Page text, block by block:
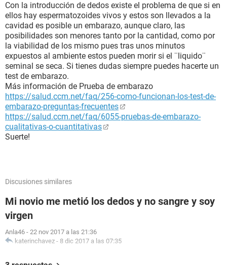
Con la introducción de dedos existe el problema de que si en
ellos hay espermatozoides vivos y estos son llevados a la
cavidad es posible un embarazo, aunque claro, las
posibilidades son menores tanto por la cantidad, como por
la viabilidad de los mismo pues tras unos minutos
expuestos al ambiente estos pueden morir si el ¨liquido¨
seminal se seca. Si tienes dudas siempre puedes hacerte un
test de embarazo.
Más información de Prueba de embarazo
https://salud.ccm.net/faq/256-como-funcionan-los-test-de-
embarazo-preguntas-frecuentes
https://salud.ccm.net/faq/6055-pruebas-de-embarazo-
cualitativas-o-cuantitativas
Suerte!
Discusiones similares
Mi novio me metió los dedos y no sangre y soy
virgen
Anla46 - 22 nov 2017 a las 21:36
katerinchavez - 8 dic 2017 a las 07:35